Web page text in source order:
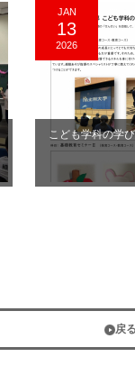
JAN
13
2026
こども学科の学
戻る